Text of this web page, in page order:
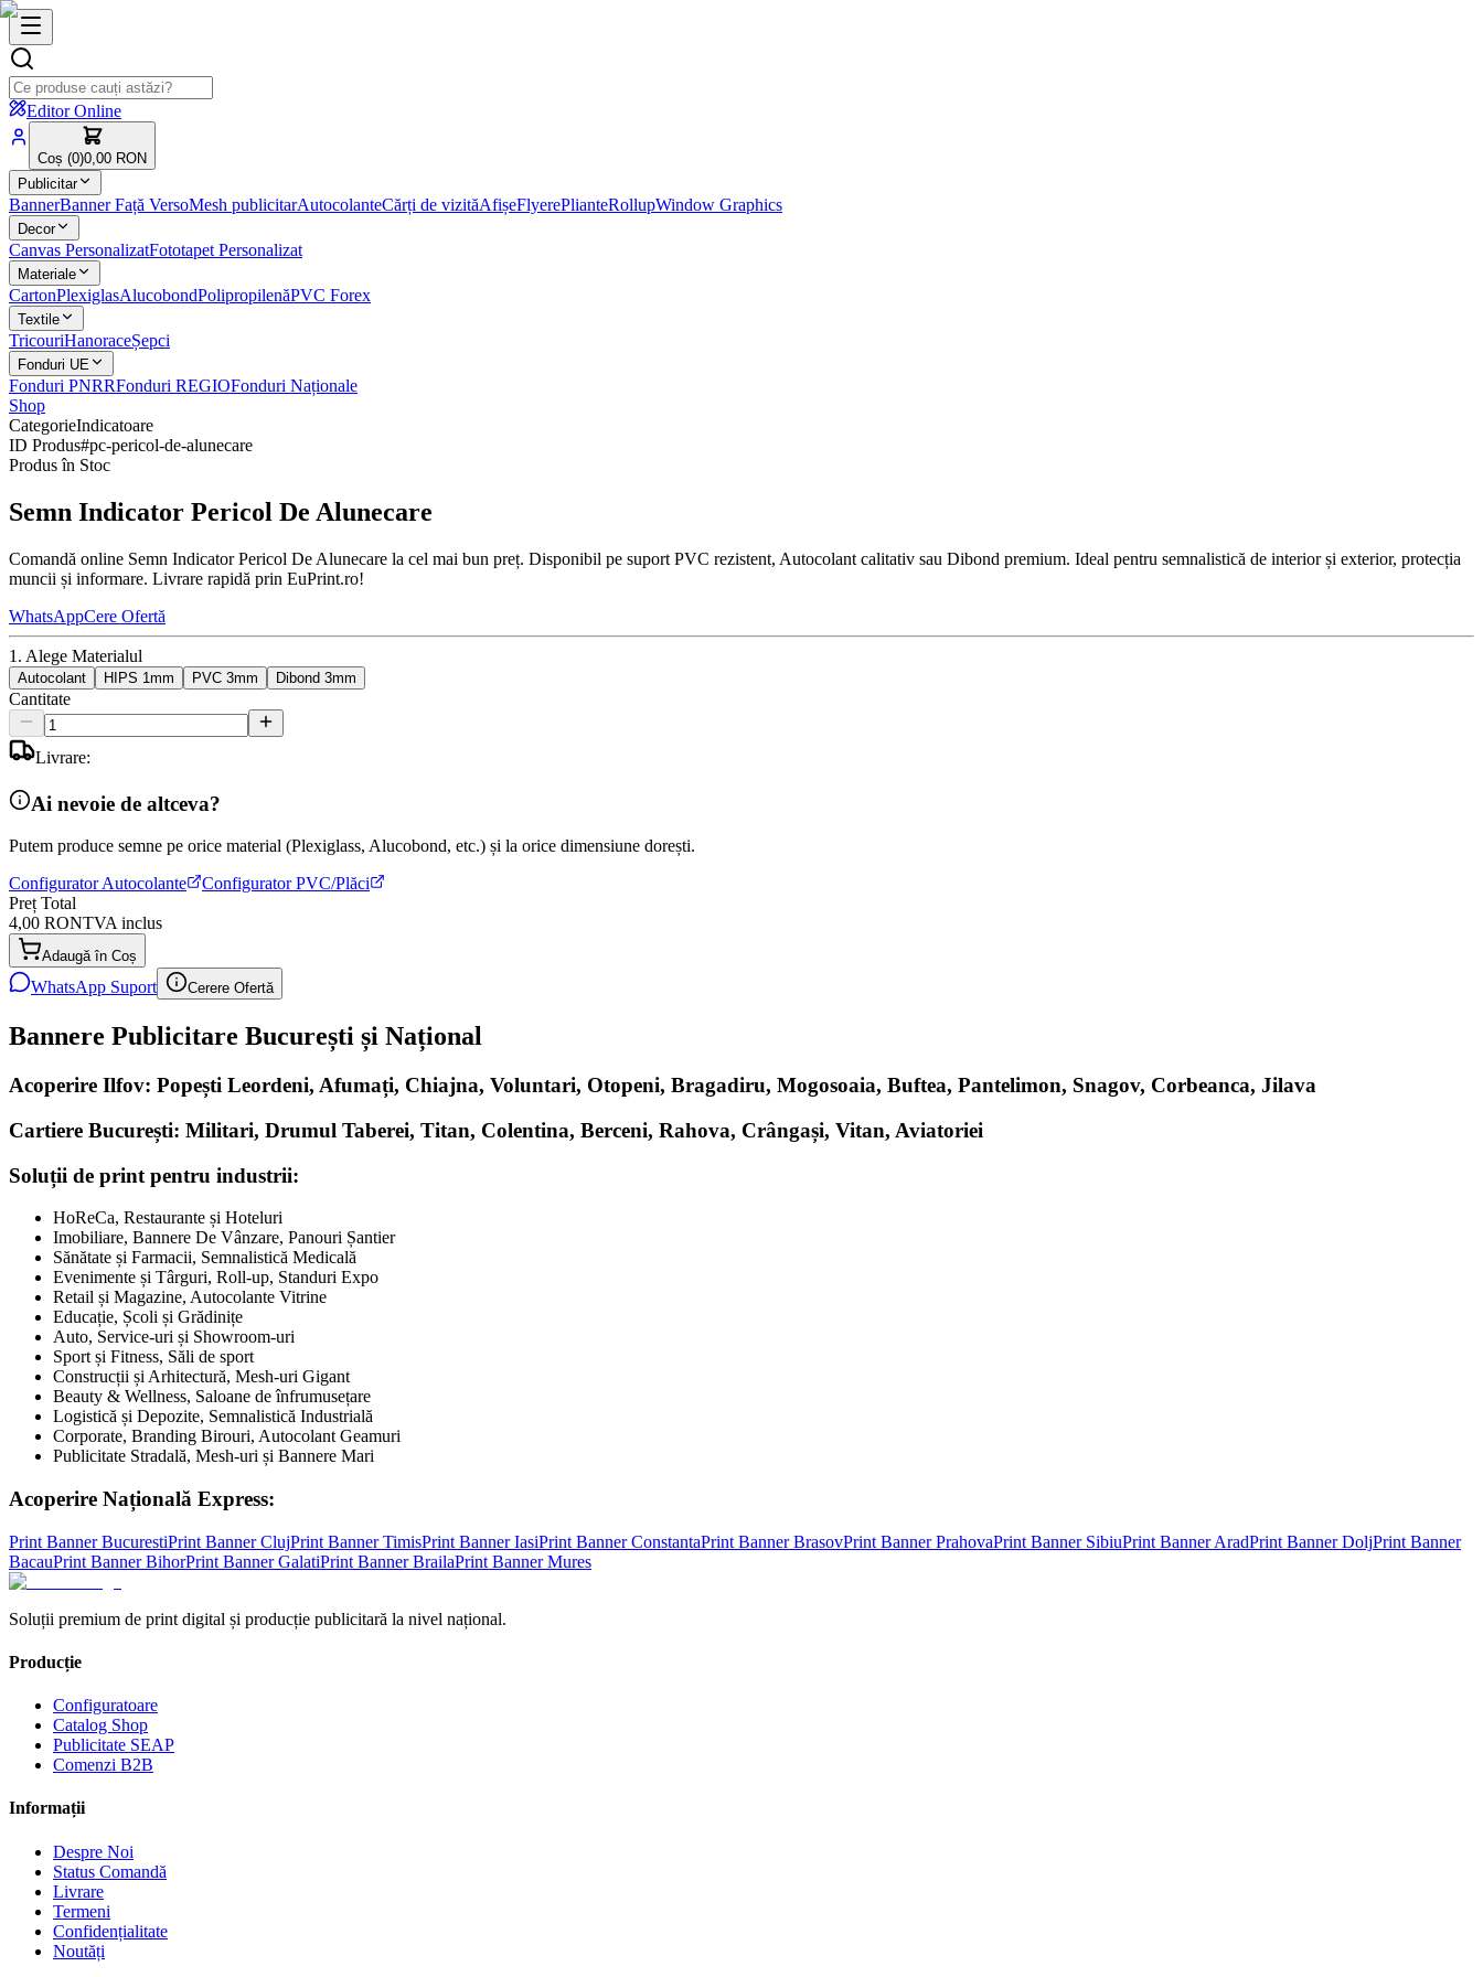
Editor Online
Coș (0)0,00 RON
Publicitar
BannerBanner Față VersoMesh publicitarAutocolanteCărți de vizităAfișeFlyerePlianteRollupWindow Graphics
Decor
Canvas PersonalizatFototapet Personalizat
Materiale
CartonPlexiglasAlucobondPolipropilenăPVC Forex
Textile
TricouriHanoraceȘepci
Fonduri UE
Fonduri PNRRFonduri REGIOFonduri Naționale
Shop
CategorieIndicatoare
ID Produs#pc-pericol-de-alunecare
Produs în Stoc
Semn Indicator Pericol De Alunecare
Comandă online Semn Indicator Pericol De Alunecare la cel mai bun preț. Disponibil pe suport PVC rezistent, Autocolant calitativ sau Dibond premium. Ideal pentru semnalistică de interior și exterior, protecția
muncii și informare. Livrare rapidă prin EuPrint.ro!
WhatsAppCere Ofertă
1. Alege Materialul
Autocolant HIPS 1mm PVC 3mm Dibond 3mm
Cantitate
Livrare:
Ai nevoie de altceva?
Putem produce semne pe orice material (Plexiglass, Alucobond, etc.) și la orice dimensiune dorești.
Configurator Autocolante
Configurator PVC/Plăci
Preț Total
4,00 RONTVA inclus
Adaugă în Coș
WhatsApp Suport Cerere Ofertă
Bannere Publicitare București și Național
Acoperire Ilfov: Popești Leordeni, Afumați, Chiajna, Voluntari, Otopeni, Bragadiru, Mogosoaia, Buftea, Pantelimon, Snagov, Corbeanca, Jilava
Cartiere București: Militari, Drumul Taberei, Titan, Colentina, Berceni, Rahova, Crângași, Vitan, Aviatoriei
Soluții de print pentru industrii:
HoReCa, Restaurante și Hoteluri
Imobiliare, Bannere De Vânzare, Panouri Șantier
Sănătate și Farmacii, Semnalistică Medicală
Evenimente și Târguri, Roll-up, Standuri Expo
Retail și Magazine, Autocolante Vitrine
Educație, Școli și Grădinițe
Auto, Service-uri și Showroom-uri
Sport și Fitness, Săli de sport
Construcții și Arhitectură, Mesh-uri Gigant
Beauty & Wellness, Saloane de înfrumusețare
Logistică și Depozite, Semnalistică Industrială
Corporate, Branding Birouri, Autocolant Geamuri
Publicitate Stradală, Mesh-uri și Bannere Mari
Acoperire Națională Express:
Print BannerBucurestiPrint BannerClujPrint BannerTimisPrint BannerIasiPrint BannerConstantaPrint BannerBrasovPrint BannerPrahovaPrint Banner SibiuPrint BannerAradPrint BannerDoljPrint Banner
BacauPrint BannerBihorPrint BannerGalatiPrint BannerBrailaPrint BannerMures
Soluții premium de print digital și producție publicitară la nivel național.
Producție
Configuratoare
Catalog Shop
Publicitate SEAP
Comenzi B2B
Informații
Despre Noi
Status Comandă
Livrare
Termeni
Confidențialitate
Noutăți